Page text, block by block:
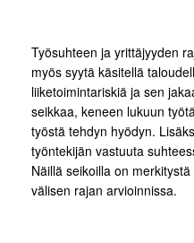
Työsuhteen ja yrittäjyyden
myös syytä käsitellä
liiketoimintariskiä ja sen
seikkaa, keneen lukuun
työstä tehdyn hyödyn.
työntekijän vastuuta
Näillä seikoilla on
välisen rajan arvioinnissa.